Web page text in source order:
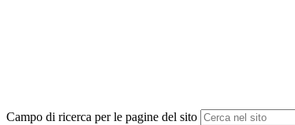
Campo di ricerca per le pagine del sito